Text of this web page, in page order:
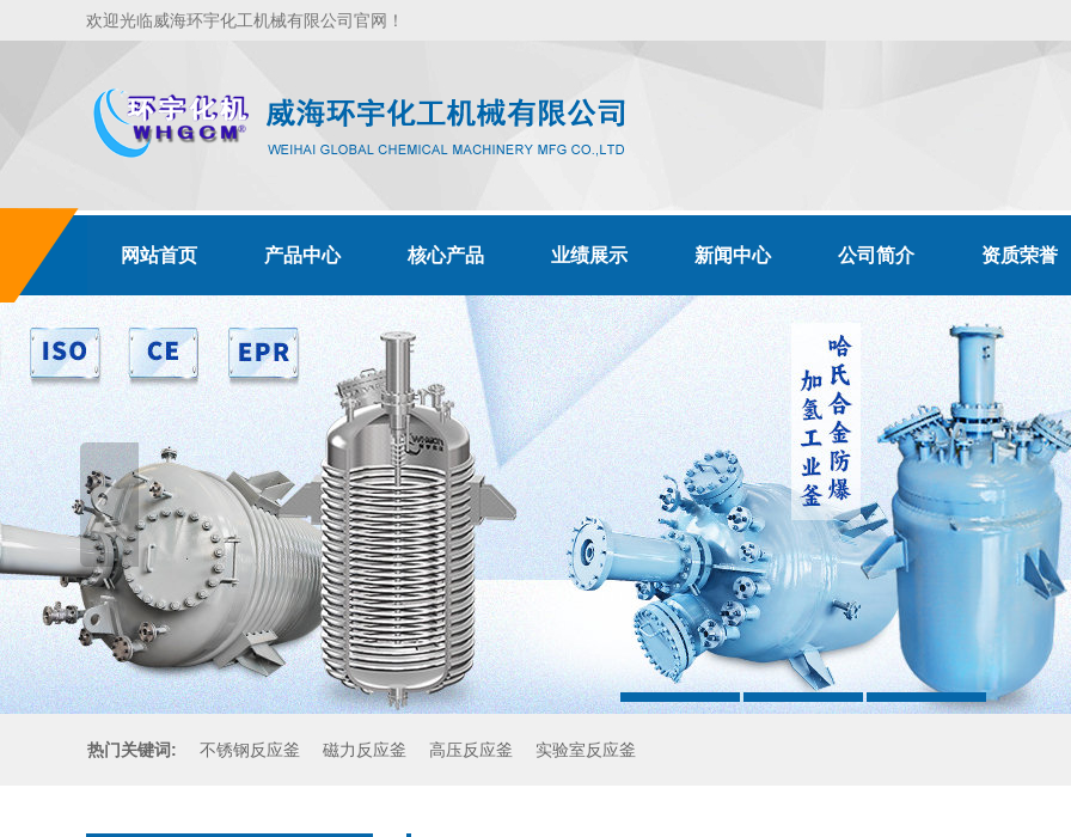
欢迎光临威海环宇化工机械有限公司官网！
网站首页 产品中心 核心产品 业绩展示 新闻中心 公司简介 资质荣誉
热门关键词: 不锈钢反应釜 磁力反应釜 高压反应釜 实验室反应釜